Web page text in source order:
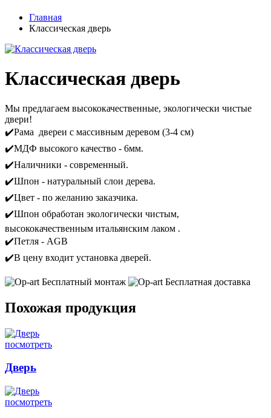
Главная
Классическая дверь
Классическая дверь
Мы предлагаем высококачественные, экологически чистые
двери!
✔️Рама двереи с массивным деревом (3-4 см)
✔️МДФ высокого качество - 6мм.
✔️Наличники - современный.
✔️Шпон - натуральный слои дерева.
✔️Цвет - по желанию заказчика.
✔️Шпон обработан экологически чистым,
высококачественным итальянским лаком .
✔️Петля - AGB
✔️В цену входит установка дверей.
Бесплатный монтаж Бесплатная доставка
Похожая продукция
посмотреть
Дверь
посмотреть